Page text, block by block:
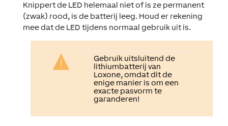
Knippert de LED helemaal niet of is ze permanent
(zwak) rood, is de batterij leeg. Houd er rekening
mee dat de LED tijdens normaal gebruik uit is.
Gebruik uitsluitend de
lithiumbatterij van
Loxone, omdat dit de
enige manier is om een
exacte pasvorm te
garanderen!